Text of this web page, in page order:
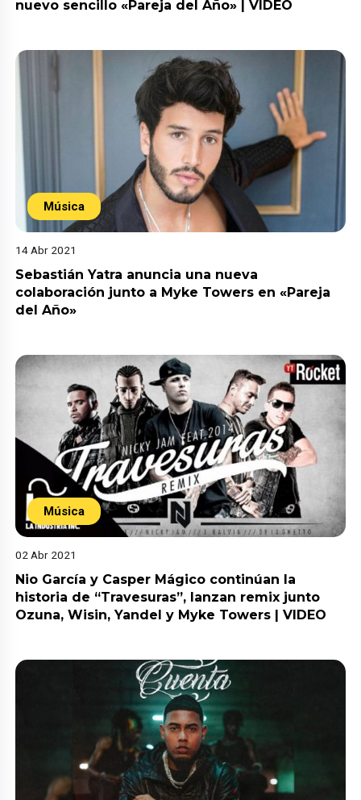
nuevo sencillo «Pareja del Año» | VIDEO
Música
14 Abr 2021
Sebastián Yatra anuncia una nueva
colaboración junto a Myke Towers en «Pareja
del Año»
Música
02 Abr 2021
Nio García y Casper Mágico continúan la
historia de “Travesuras”, lanzan remix junto
Ozuna, Wisin, Yandel y Myke Towers | VIDEO